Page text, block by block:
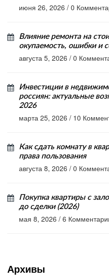
июня 26, 2026 / 0
Влияние ремонта на
окупаемость, ошибки и
августа 5, 2026 / 0
Инвестиции в
россиян: актуальные
2026
марта 25, 2026 / 10
Как сдать комнату в
права пользования
августа 8, 2026 / 0
Покупка квартиры с
до сделки (2026)
мая 8, 2026 / 6
Архивы